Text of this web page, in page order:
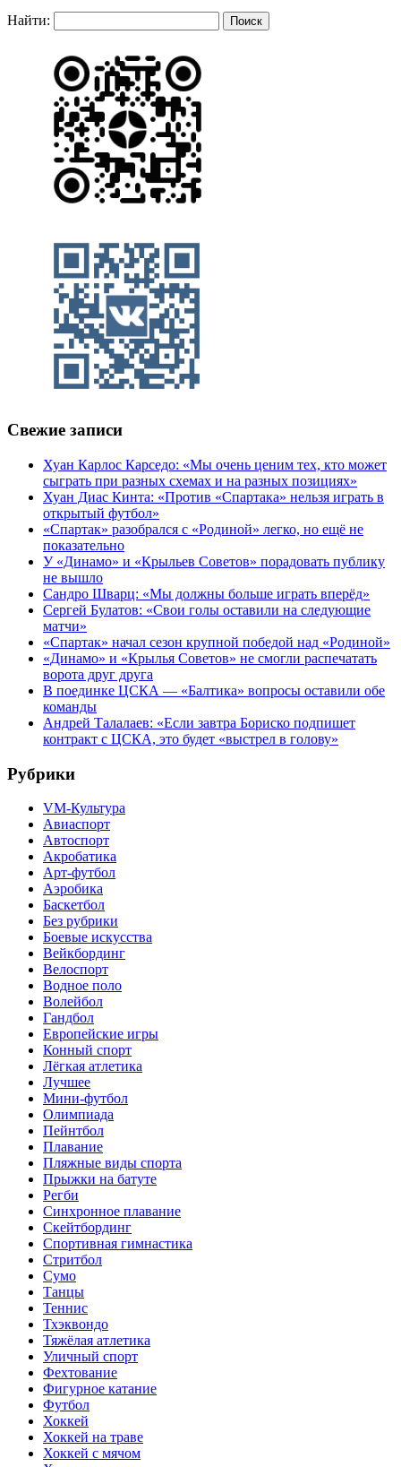
Найти:
Свежие записи
Хуан Карлос Карседо: «Мы очень ценим тех, кто может
сыграть при разных схемах и на разных позициях»
Хуан Диас Кинта: «Против «Спартака» нельзя играть в
открытый футбол»
«Спартак» разобрался с «Родиной» легко, но ещё не
показательно
У «Динамо» и «Крыльев Советов» порадовать публику
не вышло
Сандро Шварц: «Мы должны больше играть вперёд»
Сергей Булатов: «Свои голы оставили на следующие
матчи»
«Спартак» начал сезон крупной победой над «Родиной»
«Динамо» и «Крылья Советов» не смогли распечатать
ворота друг друга
В поединке ЦСКА — «Балтика» вопросы оставили обе
команды
Андрей Талалаев: «Если завтра Бориско подпишет
контракт с ЦСКА, это будет «выстрел в голову»
Рубрики
VM-Культура
Авиаспорт
Автоспорт
Акробатика
Арт-футбол
Аэробика
Баскетбол
Без рубрики
Боевые искусства
Вейкбординг
Велоспорт
Водное поло
Волейбол
Гандбол
Европейские игры
Конный спорт
Лёгкая атлетика
Лучшее
Мини-футбол
Олимпиада
Пейнтбол
Плавание
Пляжные виды спорта
Прыжки на батуте
Регби
Синхронное плавание
Скейтбординг
Спортивная гимнастика
Стритбол
Сумо
Танцы
Теннис
Тхэквондо
Тяжёлая атлетика
Уличный спорт
Фехтование
Фигурное катание
Футбол
Хоккей
Хоккей на траве
Хоккей с мячом